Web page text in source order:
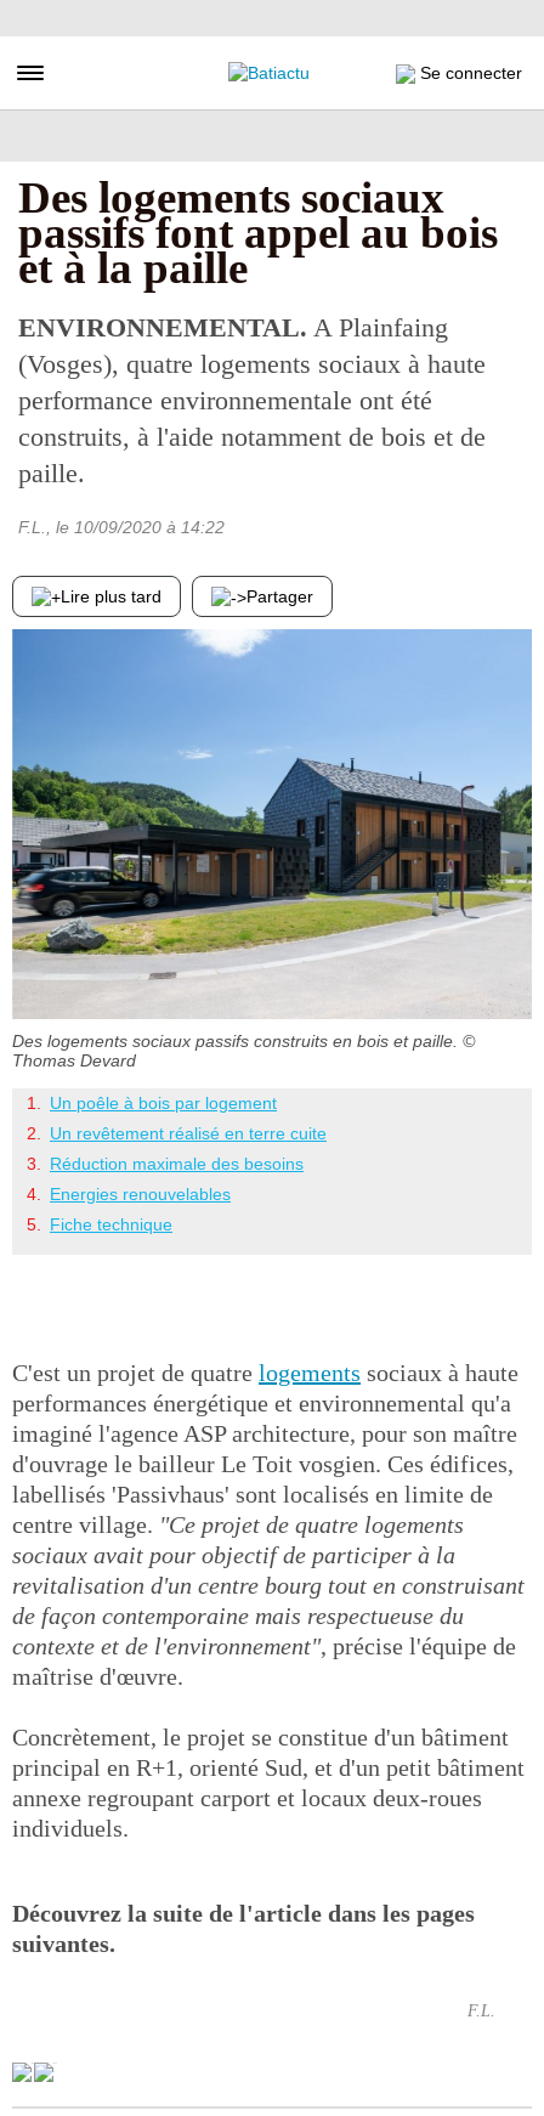
au
principal
Toggle navigation Se connecter
Des logements sociaux
passifs font appel au bois
et à la paille
ENVIRONNEMENTAL. A Plainfaing
(Vosges), quatre logements sociaux à haute
performance environnementale ont été
construits, à l'aide notamment de bois et de
paille.
F.L. , le 10/09/2020 à 14:22
Lire plus tard Partager
Des logements sociaux passifs construits en bois et paille. ©
Thomas Devard
Un poêle à bois par logement
Un revêtement réalisé en terre cuite
Réduction maximale des besoins
Energies renouvelables
Fiche technique
C'est un projet de quatre logements sociaux à haute
performances énergétique et environnemental qu'a
imaginé l'agence ASP architecture, pour son maître
d'ouvrage le bailleur Le Toit vosgien. Ces édifices,
labellisés 'Passivhaus' sont localisés en limite de
centre village. "Ce projet de quatre logements
sociaux avait pour objectif de participer à la
revitalisation d'un centre bourg tout en construisant
de façon contemporaine mais respectueuse du
contexte et de l'environnement", précise l'équipe de
maîtrise d'œuvre.
Concrètement, le projet se constitue d'un bâtiment
principal en R+1, orienté Sud, et d'un petit bâtiment
annexe regroupant carport et locaux deux-roues
individuels.
Découvrez la suite de l'article dans les pages
suivantes.
F.L.